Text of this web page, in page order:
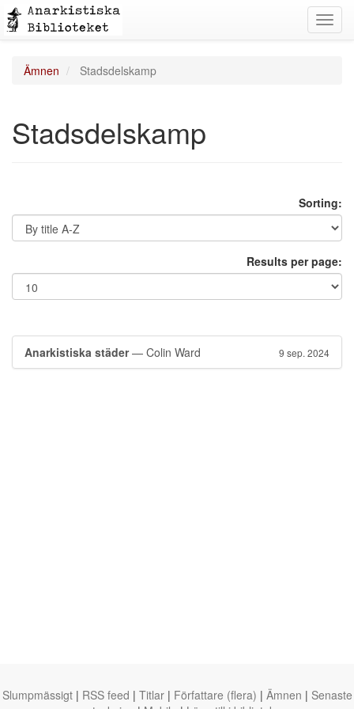
Ämnen Stadsdelskamp
Stadsdelskamp
Sorting:
Results per page:
Anarkistiska städer— Colin Ward 9 sep. 2024
Slumpmässigt | RSS feed | Titlar | Författare (flera) | Ämnen | Senaste